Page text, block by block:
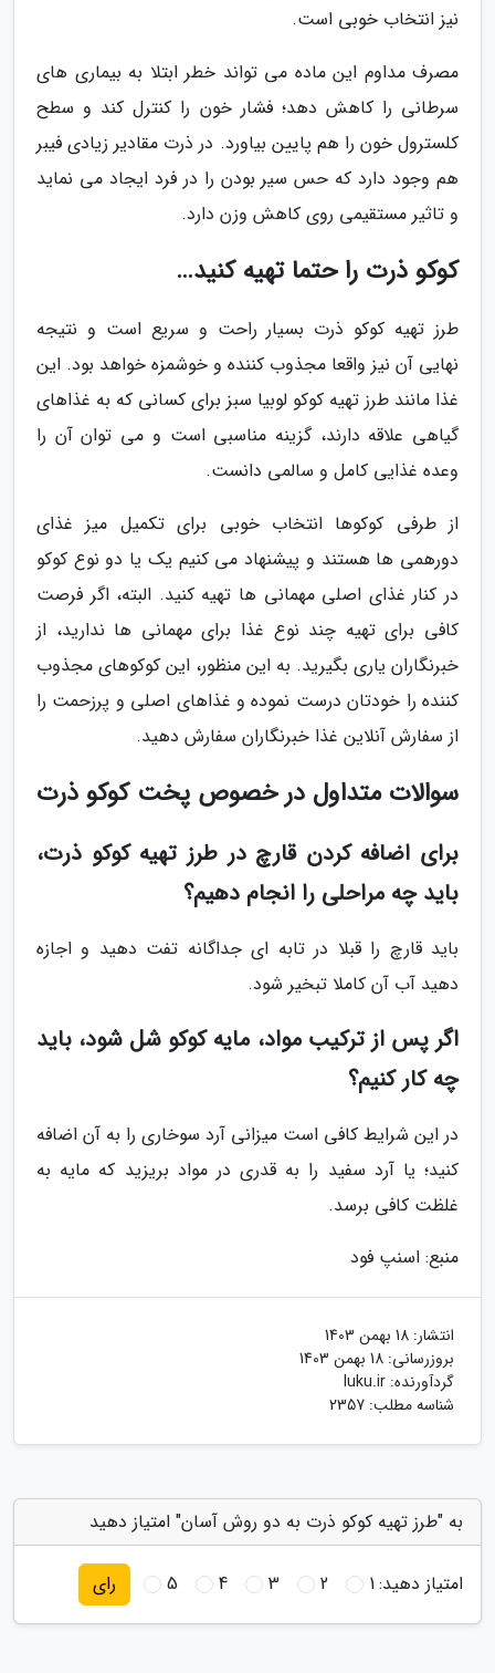
نیز انتخاب خوبی است.
مصرف مداوم این ماده می تواند خطر ابتلا به بیماری های
سرطانی را کاهش دهد؛ فشار خون را کنترل کند و سطح
کلسترول خون را هم پایین بیاورد. در ذرت مقادیر زیادی فیبر
هم وجود دارد که حس سیر بودن را در فرد ایجاد می نماید
و تاثیر مستقیمی روی کاهش وزن دارد.
کوکو ذرت را حتما تهیه کنید…
طرز تهیه کوکو ذرت بسیار راحت و سریع است و نتیجه
نهایی آن نیز واقعا مجذوب کننده و خوشمزه خواهد بود. این
غذا مانند طرز تهیه کوکو لوبیا سبز برای کسانی که به غذاهای
گیاهی علاقه دارند، گزینه مناسبی است و می توان آن را
وعده غذایی کامل و سالمی دانست.
از طرفی کوکوها انتخاب خوبی برای تکمیل میز غذای
دورهمی ها هستند و پیشنهاد می کنیم یک یا دو نوع کوکو
در کنار غذای اصلی مهمانی ها تهیه کنید. البته، اگر فرصت
کافی برای تهیه چند نوع غذا برای مهمانی ها ندارید، از
خبرنگاران یاری بگیرید. به این منظور، این کوکوهای مجذوب
کننده را خودتان درست نموده و غذاهای اصلی و پرزحمت را
از سفارش آنلاین غذا خبرنگاران سفارش دهید.
سوالات متداول در خصوص پخت کوکو ذرت
برای اضافه کردن قارچ در طرز تهیه کوکو ذرت،
باید چه مراحلی را انجام دهیم؟
باید قارچ را قبلا در تابه ای جداگانه تفت دهید و اجازه
دهید آب آن کاملا تبخیر شود.
اگر پس از ترکیب مواد، مایه کوکو شل شود، باید
چه کار کنیم؟
در این شرایط کافی است میزانی آرد سوخاری را به آن اضافه
کنید؛ یا آرد سفید را به قدری در مواد بریزید که مایه به
غلظت کافی برسد.
منبع: اسنپ فود
انتشار: 18 بهمن 1403
بروزرسانی: 18 بهمن 1403
گردآورنده: luku.ir
شناسه مطلب: 2357
به "طرز تهیه کوکو ذرت به دو روش آسان" امتیاز دهید
امتیاز دهید:1
2
3
4
5 رای